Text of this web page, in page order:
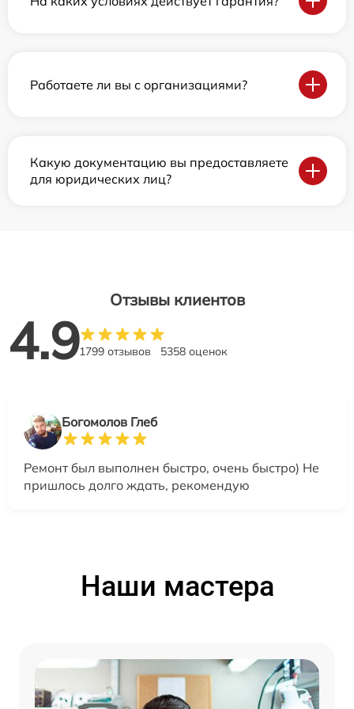
Работаете ли вы с организациями?
Какую документацию вы предоставляете
для юридических лиц?
Отзывы клиентов
4.91799 отзывов 5358 оценок
Богомолов Глеб
Ремонт был выполнен быстро, очень быстро) Не
пришлось долго ждать, рекомендую
Наши мастера